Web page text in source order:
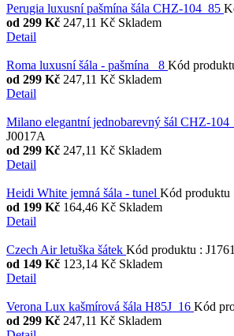
Perugia luxusní pašmína šála CHZ-104_85
od 299 Kč 247,11 Kč Skladem
Detail
Roma luxusní šála - pašmína _8 Kód
od 299 Kč 247,11 Kč Skladem
Detail
Milano elegantní jednobarevný šál CHZ-
J0017A
od 299 Kč 247,11 Kč Skladem
Detail
Heidi White jemná šála - tunel Kód produktu
od 199 Kč 164,46 Kč Skladem
Detail
Czech Air letuška šátek Kód produktu :
od 149 Kč 123,14 Kč Skladem
Detail
Verona Lux kašmírová šála H85J_16 Kód
od 299 Kč 247,11 Kč Skladem